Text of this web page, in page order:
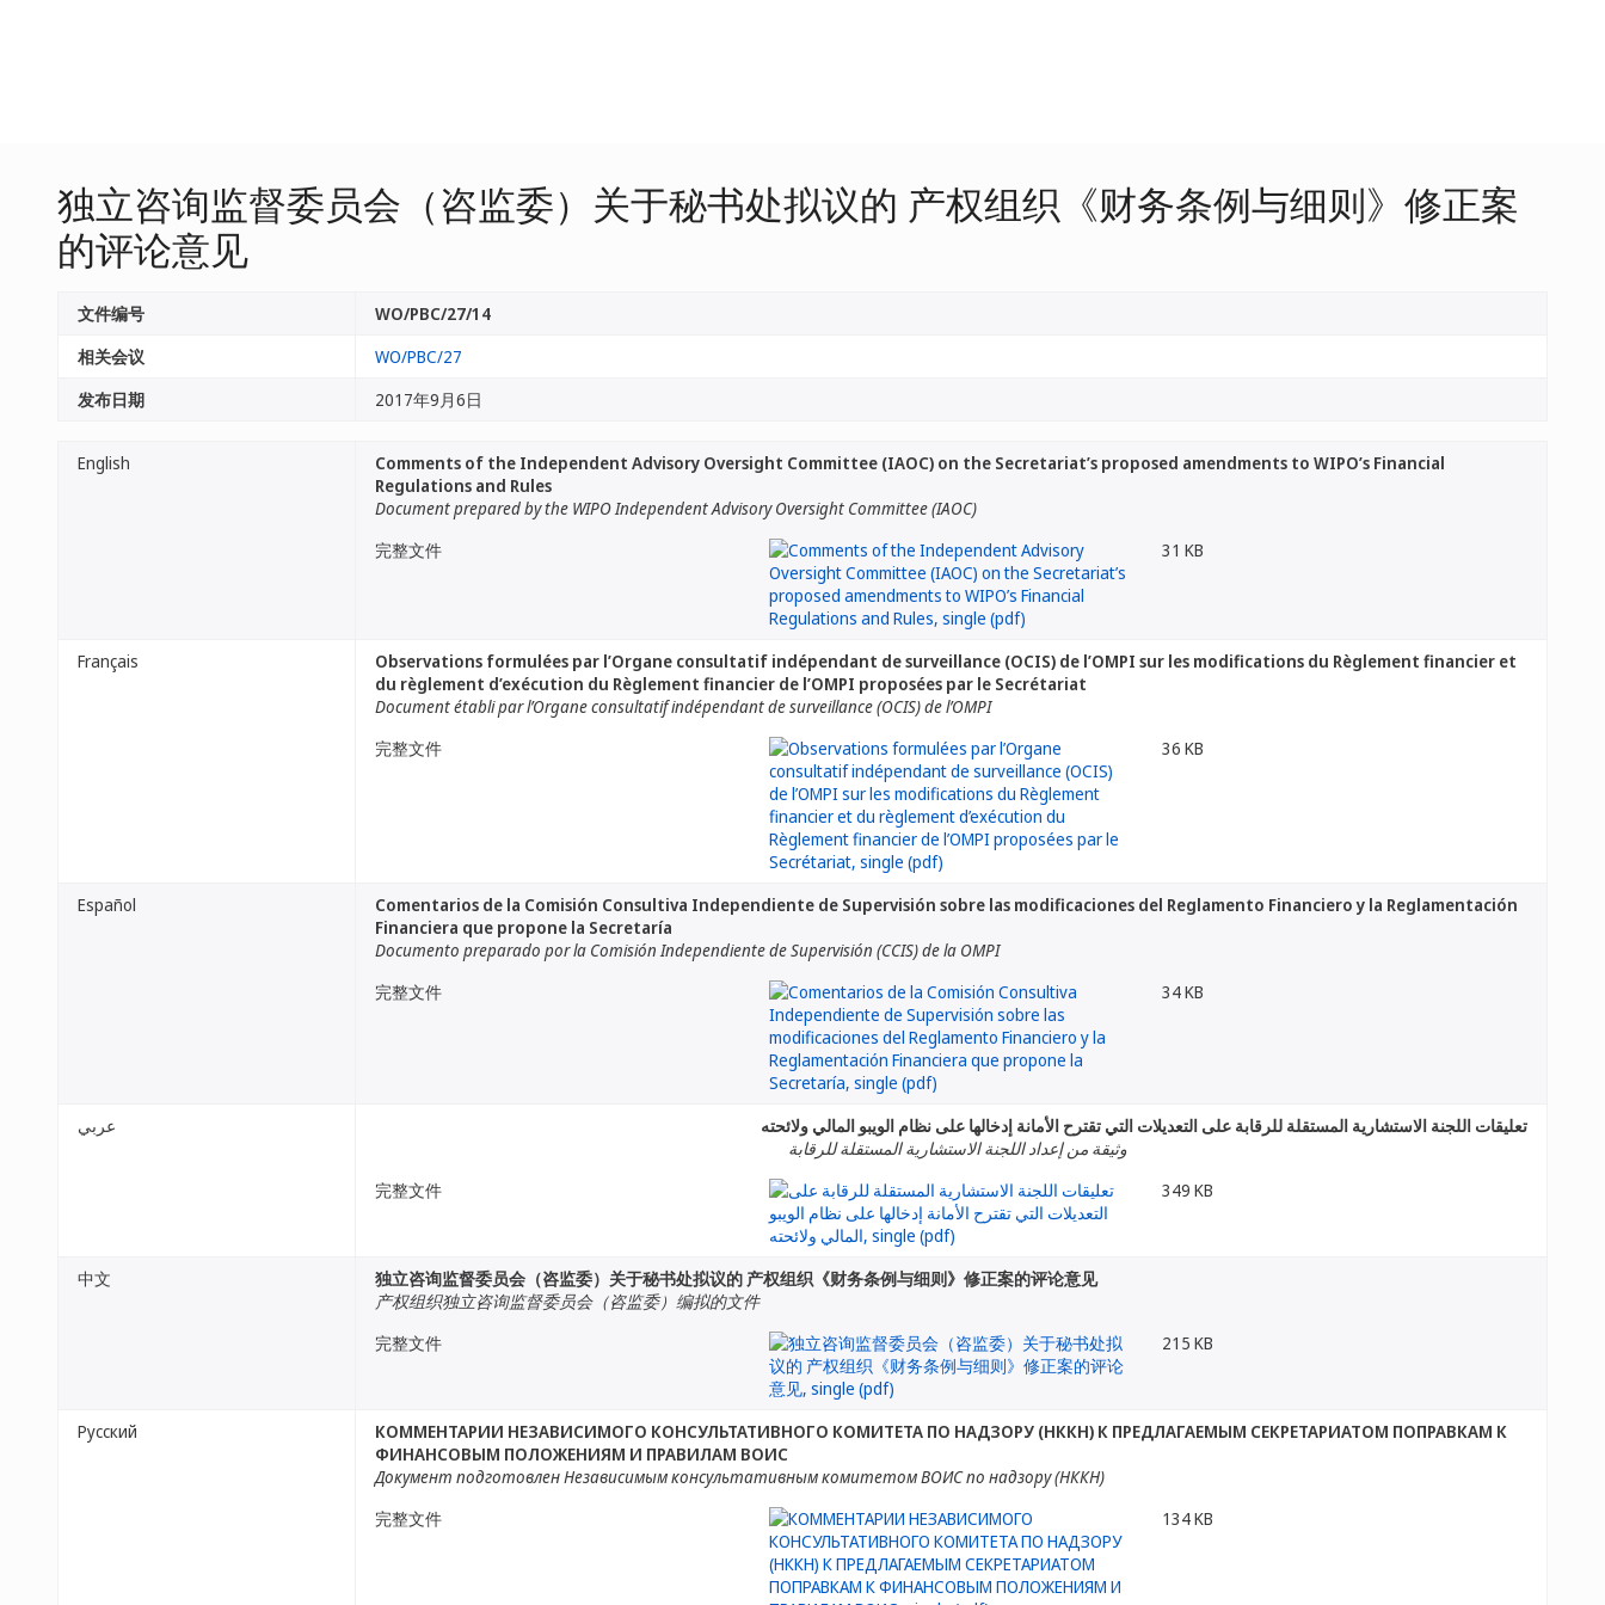
独立咨询监督委员会（咨监委）关于秘书处拟议的 产权组织《财务条例与细则》修正案
的评论意见
文件编号
WO/PBC/27/14
相关会议
WO/PBC/27
发布日期
2017年9月6日
English
Comments of the Independent Advisory Oversight Committee (IAOC) on the Secretariat’s proposed amendments to WIPO’s Financial
Regulations and Rules
Document prepared by the WIPO Independent Advisory Oversight Committee (IAOC)
完整文件
31 KB
Français
Observations formulées par l’Organe consultatif indépendant de surveillance (OCIS) de l’OMPI sur les modifications du Règlement financier et
du règlement d’exécution du Règlement financier de l’OMPI proposées par le Secrétariat
Document établi par l’Organe consultatif indépendant de surveillance (OCIS) de l’OMPI
完整文件
36 KB
Español
Comentarios de la Comisión Consultiva Independiente de Supervisión sobre las modificaciones del Reglamento Financiero y la Reglamentación
Financiera que propone la Secretaría
Documento preparado por la Comisión Independiente de Supervisión (CCIS) de la OMPI
完整文件
34 KB
عربي
تعليقات اللجنة الاستشارية المستقلة للرقابة على التعديلات التي تقترح الأمانة إدخالها على نظام الويبو المالي ولائحته
وثيقة من إعداد اللجنة الاستشارية المستقلة للرقابة
完整文件
349 KB
中文
独立咨询监督委员会（咨监委）关于秘书处拟议的 产权组织《财务条例与细则》修正案的评论意见
产权组织独立咨询监督委员会（咨监委）编拟的文件
完整文件
215 KB
Русский
КОММЕНТАРИИ НЕЗАВИСИМОГО КОНСУЛЬТАТИВНОГО КОМИТЕТА ПО НАДЗОРУ (НККН) К ПРЕДЛАГАЕМЫМ СЕКРЕТАРИАТОМ ПОПРАВКАМ К
ФИНАНСОВЫМ ПОЛОЖЕНИЯМ И ПРАВИЛАМ ВОИС
Документ подготовлен Независимым консультативным комитетом ВОИС по надзору (НККН)
完整文件
134 KB